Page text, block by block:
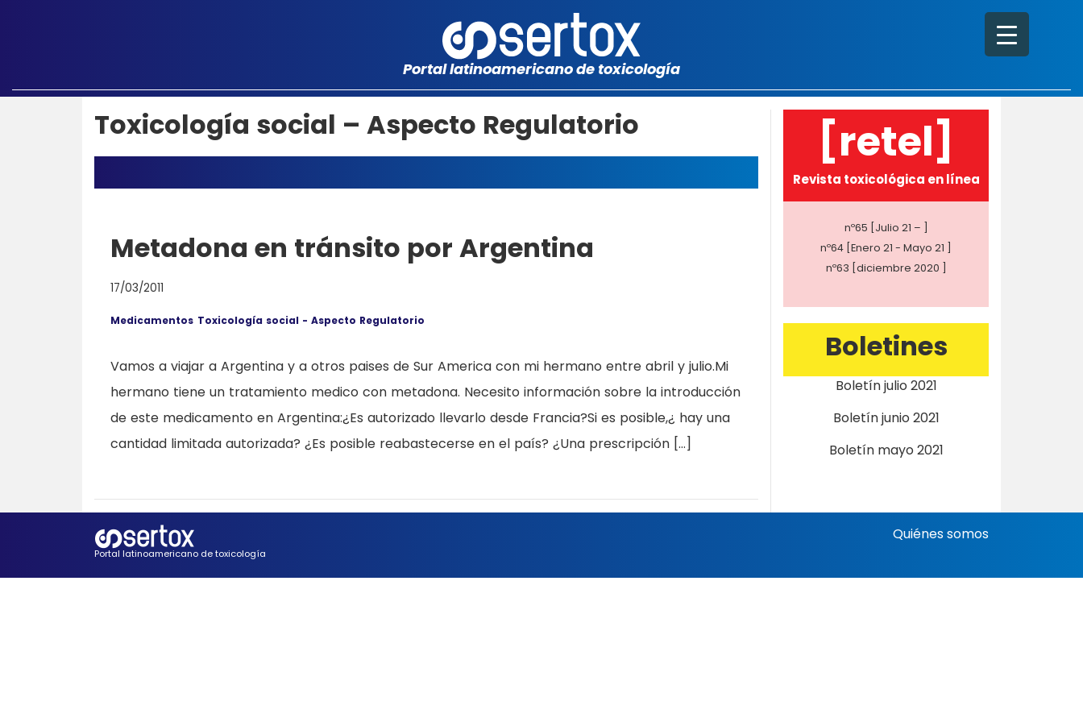
Portal latinoamericano de toxicología
Toxicología social – Aspecto Regulatorio
Metadona en tránsito por Argentina
17/03/2011
Medicamentos Toxicología social - Aspecto Regulatorio
Vamos a viajar a Argentina y a otros paises de Sur America con mi hermano entre abril y julio.Mi
hermano tiene un tratamiento medico con metadona. Necesito información sobre la introducción
de este medicamento en Argentina:¿Es autorizado llevarlo desde Francia?Si es posible,¿ hay una
cantidad limitada autorizada? ¿Es posible reabastecerse en el país? ¿Una prescripción […]
[retel]
Revista toxicológica en línea
nº65 [Julio 21 – ]
nº64 [Enero 21 - Mayo 21 ]
nº63 [diciembre 2020 ]
Boletines
Boletín julio 2021
Boletín junio 2021
Boletín mayo 2021
Portal latinoamericano de toxicología
Quiénes somos